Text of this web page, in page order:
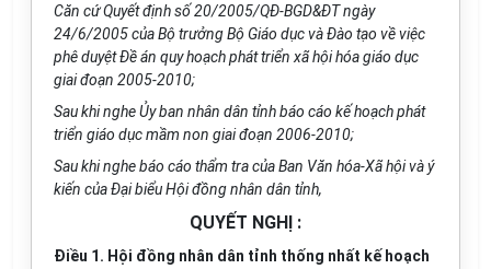
Căn cứ Quyết định số 20/2005/QĐ-BGD&ĐT ngày
24/6/2005 của Bộ trưởng Bộ Giáo dục và Đào tạo về việc
phê duyệt Đề án quy hoạch phát triển xã hội hóa giáo dục
giai đoạn 2005-2010;
Sau khi nghe Ủy ban nhân dân tỉnh báo cáo kế hoạch phát
triển giáo dục mầm non giai đoạn 2006-2010;
Sau khi nghe báo cáo thẩm tra của Ban Văn hóa-Xã hội và ý
kiến của Đại biểu Hội đồng nhân dân tỉnh,
QUYẾT NGHỊ :
Điều 1. Hội đồng nhân dân tỉnh thống nhất kế hoạch